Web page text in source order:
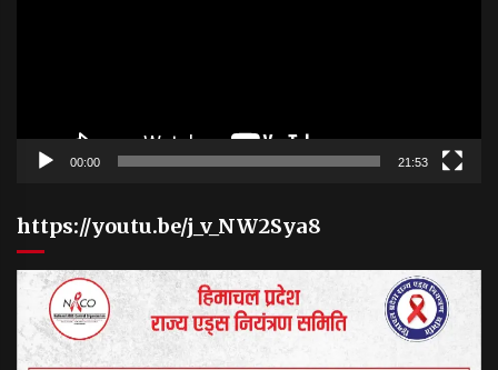
00:00 21:53
https://youtu.be/j_v_NW2Sya8